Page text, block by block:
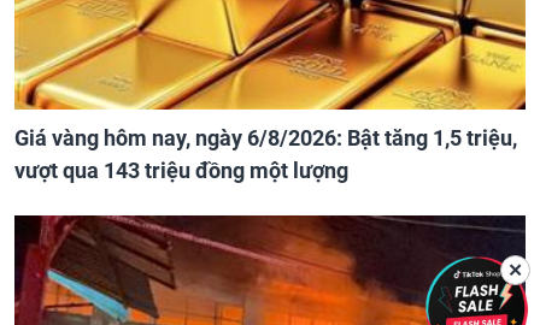
Giá vàng hôm nay, ngày 6/8/2026: Bật tăng 1,5 triệu,
vượt qua 143 triệu đồng một lượng
✕